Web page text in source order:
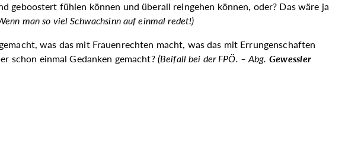
geboostert fühlen können und überall reingehen können, oder? Das wäre ja
man so viel Schwachsinn auf einmal redet!)
was das mit Frauenrechten macht, was das mit Errungenschaften
schon einmal Gedanken gemacht? (Beifall bei der FPÖ. –Abg. Gewessler